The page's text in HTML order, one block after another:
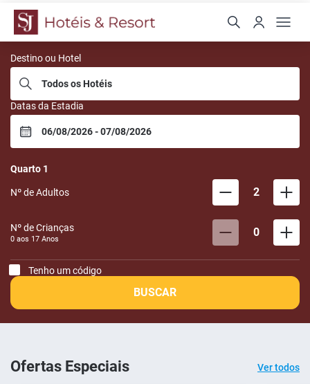
San Juan Hotéis
Destino ou Hotel
Datas da Estadia
Quarto 1
Nº de Adultos 2
Nº de Crianças
0 aos 17 Anos 0
Tenho um código
BUSCAR
Ofertas Especiais Ver todos